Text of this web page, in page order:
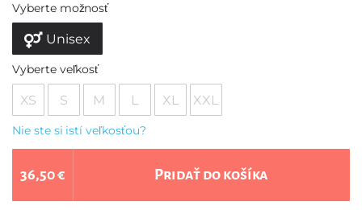
Vyberte možnosť
Unisex
Vyberte veľkosť
XS S M L XL XXL
Nie ste si istí veľkosťou?
36,50 € Pridať do košíka